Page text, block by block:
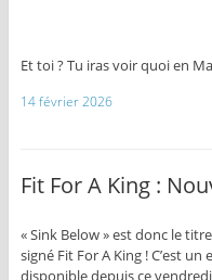
Et toi ? Tu iras voir quoi en
14 février 2026
Fit For A King :
« Sink Below » est donc le
signé Fit For A King ! C’est
disponible depuis ce